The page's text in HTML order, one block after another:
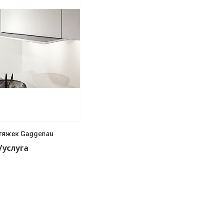
Gaggenau
59-11